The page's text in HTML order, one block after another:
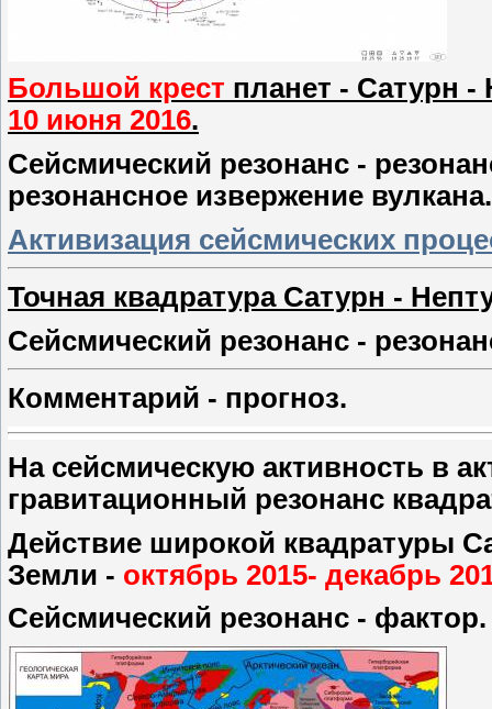
Большой крест планет - Сатурн
10 июня 2016.
Сейсмический резонанс -
резонансное извержение вулкана.
Активизация сейсмических
Точная квадратура Сатурн -
Сейсмический резонанс -
Комментарий - прогноз.
На сейсмическую активность в
гравитационный резонанс
Действие широкой квадратуры
Земли - октябрь 2015- декабрь
Сейсмический резонанс - фактор.